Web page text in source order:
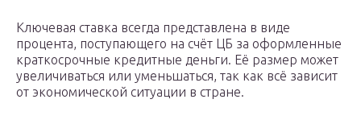
Ключевая ставка всегда представлена в виде
процента, поступающего на счёт ЦБ за оформленные
краткосрочные кредитные деньги. Её размер может
увеличиваться или уменьшаться, так как всё зависит
от экономической ситуации в стране.